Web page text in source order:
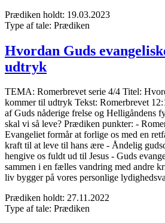
Prædiken holdt: 19.03.2023
Type af tale: Prædiken
Hvordan Guds
udtryk
TEMA: Romerbrevet serie 4/4 Titel:
kommer til udtryk Tekst: Romerbrevet
af Guds nåderige frelse og Helligåndens
skal vi så leve? Prædiken punkter: -
Evangeliet formår at forlige os med en
kraft til at leve til hans ære - Åndelig
hengive os fuldt ud til Jesus - Guds
sammen i en fælles vandring med andre
liv bygger på vores personlige
Prædiken holdt: 27.11.2022
Type af tale: Prædiken